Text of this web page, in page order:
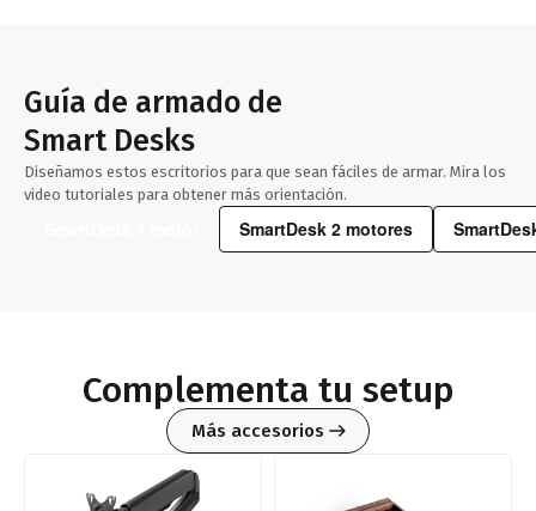
Guía de armado de
Smart Desks
Diseñamos estos escritorios para que sean fáciles de armar. Mira los
video tutoriales para obtener más orientación.
SmartDesk 2 motores
Complementa tu setup
Más accesorios